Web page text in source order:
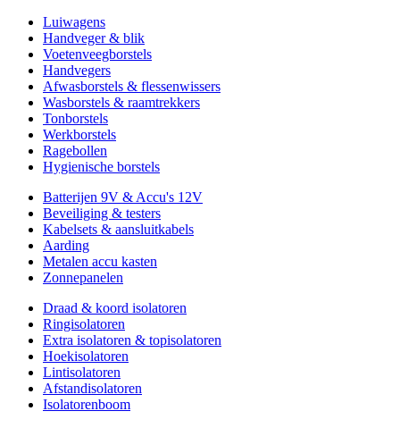
Luiwagens
Handveger & blik
Voetenveegborstels
Handvegers
Afwasborstels & flessenwissers
Wasborstels & raamtrekkers
Tonborstels
Werkborstels
Ragebollen
Hygienische borstels
Batterijen 9V & Accu's 12V
Beveiliging & testers
Kabelsets & aansluitkabels
Aarding
Metalen accu kasten
Zonnepanelen
Draad & koord isolatoren
Ringisolatoren
Extra isolatoren & topisolatoren
Hoekisolatoren
Lintisolatoren
Afstandisolatoren
Isolatorenboom